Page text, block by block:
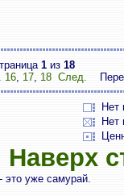
1из 18
16, 17, 18 След.
Нет
Нет
Наверх
это уже самурай.